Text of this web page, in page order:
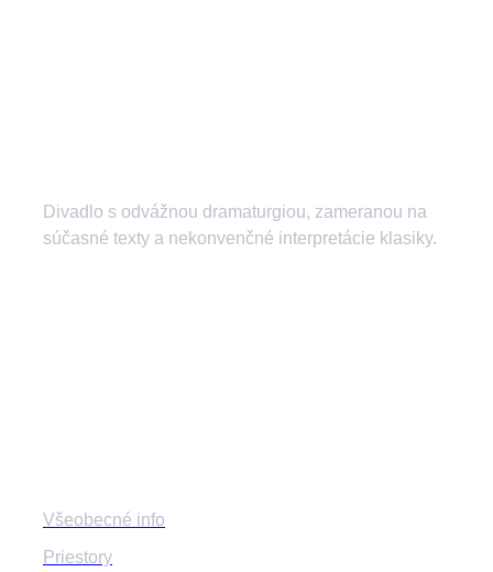
Divadlo s odvážnou dramaturgiou, zameranou na
súčasné texty a nekonvenčné interpretácie klasiky.
Všeobecné info
Priestory